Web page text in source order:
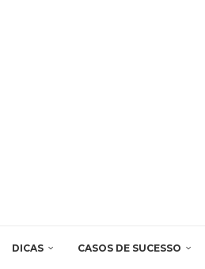
DICAS CASOS DE SUCESSO